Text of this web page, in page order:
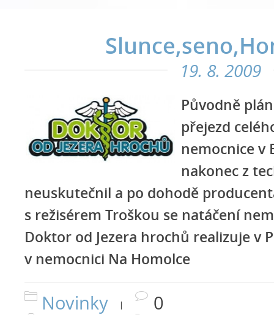
19. 8. 2009
Původně
přejezd
nemocnice v
nakonec z
neuskutečnil a po dohodě
s režisérem Troškou se natáčení
Doktor od Jezera hrochů realizuje v
v nemocnici Na Homolce
Novinky | 0